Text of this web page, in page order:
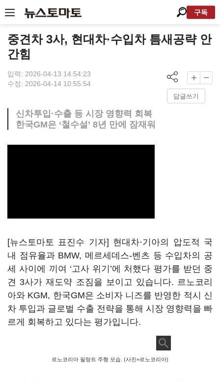
구독
중견차 3사, 현대차·수입차 틈새공략 안
간힘
입력: 2026-04-13 14:54:23
수정: 2026-04-14 10:55:54
답글쓰기
신차투입·수출 등 시장 영향력 회복
한국GM은 ‘철수설’ 8년 만에 잠재워
[뉴스토마토 표진수 기자] 현대차·기아의 압도적 국
내 점유율과 BMW, 메르세데스-벤츠 등 수입차의 공
세 사이에 끼여 ‘고사 위기’에 처했다 평가를 받던 중
견 3사가 재도약 조짐을 보이고 있습니다. 르노코리
아와 KGM, 한국GM은 소비자 니즈를 반영한 적시 신
차 투입과 글로벌 수출 전략을 통해 시장 영향력을 빠
르게 회복하고 있다는 평가입니다.
르노코리아 필랑트 주행 모습. (사진=르노코리아)